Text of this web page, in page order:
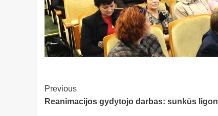
Post
Navigation
Previous
Reanimacijos gydytojo darbas: sunkūs